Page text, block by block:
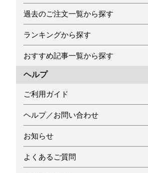
過去のご注文一覧から探す
ランキングから探す
おすすめ記事一覧から探す
ヘルプ
ご利用ガイド
ヘルプ／お問い合わせ
お知らせ
よくあるご質問